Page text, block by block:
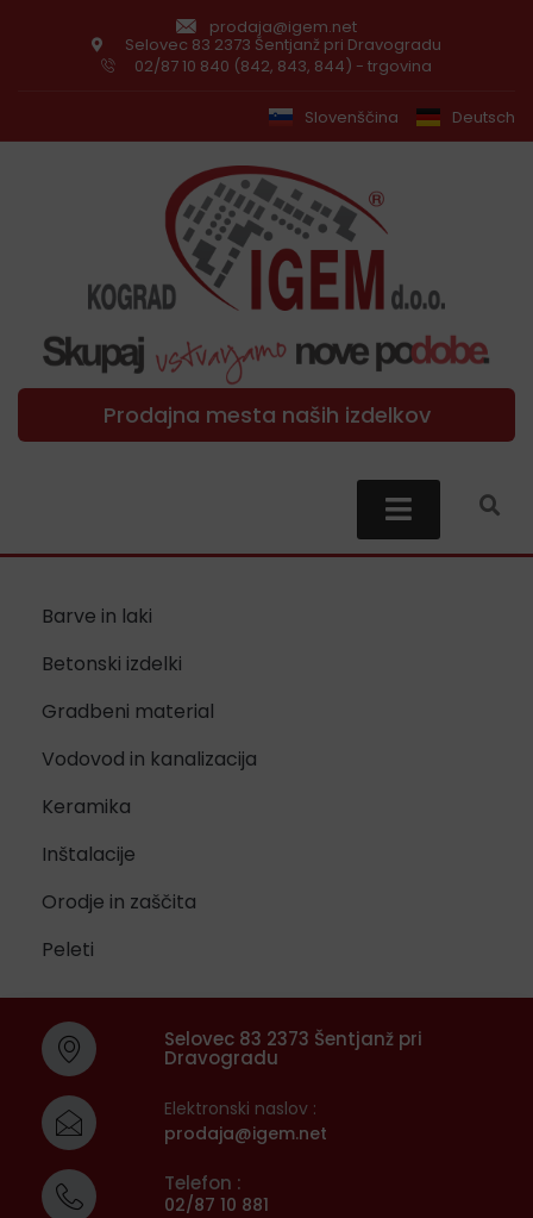
prodaja@igem.net
Selovec 83 2373 Šentjanž pri Dravogradu
02/87 10 840 (842, 843, 844) - trgovina
Slovenščina Deutsch
Prodajna mesta naših izdelkov
Barve in laki
Betonski izdelki
Gradbeni material
Vodovod in kanalizacija
Keramika
Inštalacije
Orodje in zaščita
Peleti
Selovec 83 2373 Šentjanž pri
Dravogradu
Elektronski naslov :
prodaja@igem.net
Telefon :
02/87 10 881